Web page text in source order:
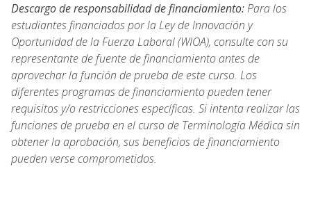
Descargo de responsabilidad de financiamiento:Para los
estudiantes financiados por la Ley de Innovación y
Oportunidad de la Fuerza Laboral (WIOA), consulte con su
representante de fuente de financiamiento antes de
aprovechar la función de prueba de este curso. Los
diferentes programas de financiamiento pueden tener
requisitos y/o restricciones específicas. Si intenta realizar las
funciones de prueba en el curso de Terminología Médica sin
obtener la aprobación, sus beneficios de financiamiento
pueden verse comprometidos.